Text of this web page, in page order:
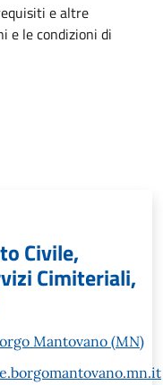
e altre
e le condizioni di
Civile,
Cimiteriali,
Mantovano (MN)